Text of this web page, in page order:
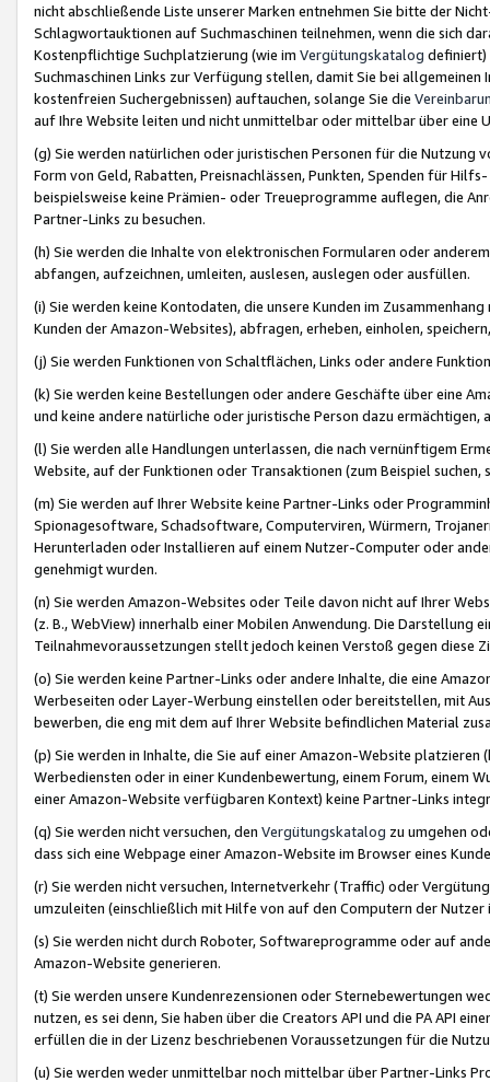
nicht abschließende Liste unserer Marken entnehmen Sie bitte der
Schlagwortauktionen auf Suchmaschinen teilnehmen, wenn die sich
Kostenpflichtige Suchplatzierung (wie im Vergütungskatalog definiert)
Suchmaschinen Links zur Verfügung stellen, damit Sie bei
kostenfreien Suchergebnissen) auftauchen, solange Sie die
auf Ihre Website leiten und nicht unmittelbar oder mittelbar über eine
(g) Sie werden natürlichen oder juristischen Personen für die Nutzung
Form von Geld, Rabatten, Preisnachlässen, Punkten, Spenden für
beispielsweise keine Prämien- oder Treueprogramme auflegen, die
Partner-Links zu besuchen.
(h) Sie werden die Inhalte von elektronischen Formularen oder
abfangen, aufzeichnen, umleiten, auslesen, auslegen oder ausfüllen.
(i) Sie werden keine Kontodaten, die unsere Kunden im
Kunden der Amazon-Websites), abfragen, erheben, einholen,
(j) Sie werden Funktionen von Schaltflächen, Links oder andere
(k) Sie werden keine Bestellungen oder andere Geschäfte über eine
und keine andere natürliche oder juristische Person dazu
(l) Sie werden alle Handlungen unterlassen, die nach vernünftigem
Website, auf der Funktionen oder Transaktionen (zum Beispiel
(m) Sie werden auf Ihrer Website keine Partner-Links oder
Spionagesoftware, Schadsoftware, Computerviren, Würmern,
Herunterladen oder Installieren auf einem Nutzer-Computer oder
genehmigt wurden.
(n) Sie werden Amazon-Websites oder Teile davon nicht auf Ihrer
(z. B., WebView) innerhalb einer Mobilen Anwendung. Die Darstellung
Teilnahmevoraussetzungen stellt jedoch keinen Verstoß gegen diese
(o) Sie werden keine Partner-Links oder andere Inhalte, die eine
Werbeseiten oder Layer-Werbung einstellen oder bereitstellen, mit
bewerben, die eng mit dem auf Ihrer Website befindlichen Material
(p) Sie werden in Inhalte, die Sie auf einer Amazon-Website
Werbediensten oder in einer Kundenbewertung, einem Forum, einem
einer Amazon-Website verfügbaren Kontext) keine Partner-Links
(q) Sie werden nicht versuchen, den Vergütungskatalog zu umgehen
dass sich eine Webpage einer Amazon-Website im Browser eines
(r) Sie werden nicht versuchen, Internetverkehr (Traffic) oder
umzuleiten (einschließlich mit Hilfe von auf den Computern der
(s) Sie werden nicht durch Roboter, Softwareprogramme oder auf
Amazon-Website generieren.
(t) Sie werden unsere Kundenrezensionen oder Sternebewertungen
nutzen, es sei denn, Sie haben über die Creators API und die PA API
erfüllen die in der Lizenz beschriebenen Voraussetzungen für die
(u) Sie werden weder unmittelbar noch mittelbar über Partner-Links